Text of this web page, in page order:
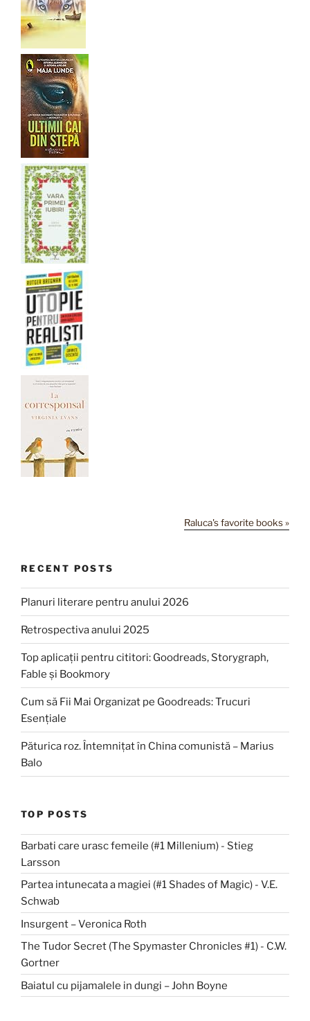
Raluca's favorite books »
RECENT POSTS
Planuri literare pentru anului 2026
Retrospectiva anului 2025
Top aplicații pentru cititori: Goodreads, Storygraph,
Fable și Bookmory
Cum să Fii Mai Organizat pe Goodreads: Trucuri
Esențiale
Păturica roz. Întemnițat în China comunistă – Marius
Balo
TOP POSTS
Barbati care urasc femeile (#1 Millenium) - Stieg
Larsson
Partea intunecata a magiei (#1 Shades of Magic) - V.E.
Schwab
Insurgent – Veronica Roth
The Tudor Secret (The Spymaster Chronicles #1) - C.W.
Gortner
Baiatul cu pijamalele in dungi – John Boyne